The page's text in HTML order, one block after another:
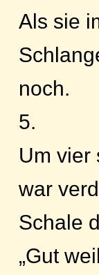
Als sie
noch.
5.
Um vier
war
Schale
„Gut